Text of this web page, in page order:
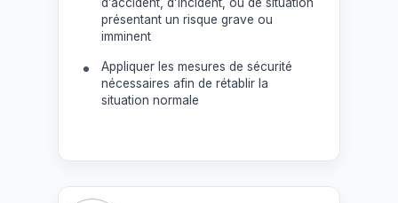
présentant un risque grave ou
imminent
Appliquer les mesures de sécurité
nécessaires afin de rétablir la
situation normale